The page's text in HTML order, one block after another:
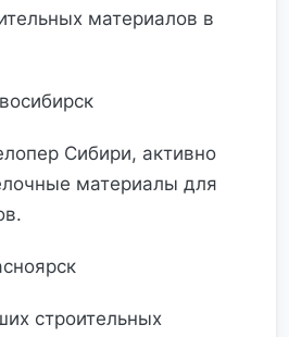
материалов в
Сибири, активно
материалы для
строительных